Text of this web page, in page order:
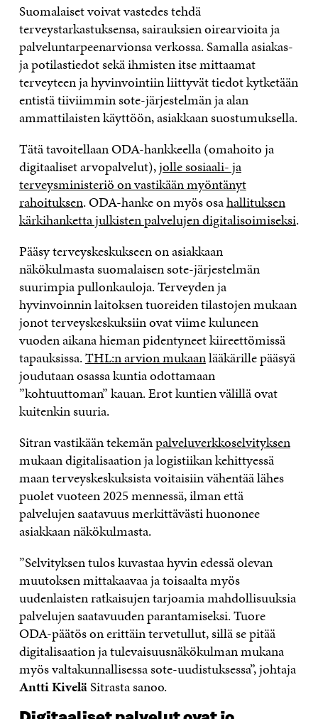
Suomalaiset voivat vastedes tehdä
terveystarkastuksensa, sairauksien oirearvioita ja
palveluntarpeenarvionsa verkossa. Samalla asiakas-
ja potilastiedot sekä ihmisten itse mittaamat
terveyteen ja hyvinvointiin liittyvät tiedot kytketään
entistä tiiviimmin sote-järjestelmän ja alan
ammattilaisten käyttöön, asiakkaan suostumuksella.
Tätä tavoitellaan ODA-hankkeella (omahoito ja
digitaaliset arvopalvelut),jolle sosiaali- ja
terveysministeriö on vastikään myöntänyt
rahoituksen. ODA-hanke on myös osahallituksen
kärkihanketta julkisten palvelujen digitalisoimiseksi.
Pääsy terveyskeskukseen on asiakkaan
näkökulmasta suomalaisen sote-järjestelmän
suurimpia pullonkauloja. Terveyden ja
hyvinvoinnin laitoksen tuoreiden tilastojen mukaan
jonot terveyskeskuksiin ovat viime kuluneen
vuoden aikana hieman pidentyneet kiireettömissä
tapauksissa.THL:n arvion mukaanlääkärille pääsyä
joudutaan osassa kuntia odottamaan
”kohtuuttoman” kauan. Erot kuntien välillä ovat
kuitenkin suuria.
Sitran vastikään tekemänpalveluverkkoselvityksen
mukaan digitalisaation ja logistiikan kehittyessä
maan terveyskeskuksista voitaisiin vähentää lähes
puolet vuoteen 2025 mennessä, ilman että
palvelujen saatavuus merkittävästi huononee
asiakkaan näkökulmasta.
”Selvityksen tulos kuvastaa hyvin edessä olevan
muutoksen mittakaavaa ja toisaalta myös
uudenlaisten ratkaisujen tarjoamia mahdollisuuksia
palvelujen saatavuuden parantamiseksi. Tuore
ODA-päätös on erittäin tervetullut, sillä se pitää
digitalisaation ja tulevaisuusnäkökulman mukana
myös valtakunnallisessa sote-uudistuksessa”, johtaja
Antti KiveläSitrasta sanoo.